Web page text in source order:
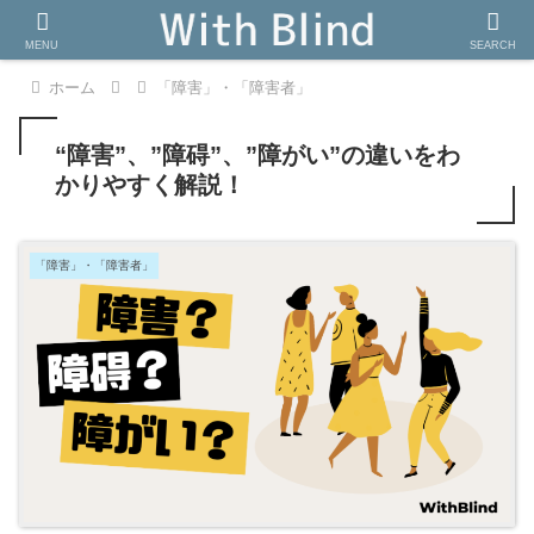
ホーム 「障害」・「障害者」
“障害”、”障碍”、”障がい”の違いをわ
かりやすく解説！
「障害」・「障害者」
MENU SEARCH